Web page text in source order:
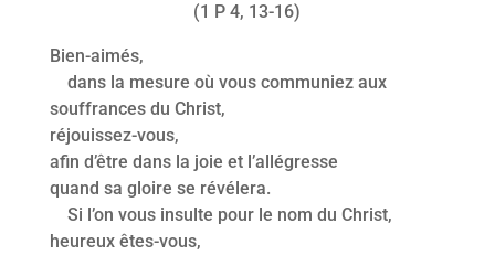
(1 P 4, 13-16)
Bien-aimés,
dans la mesure où vous communiez aux
souffrances du Christ,
réjouissez-vous,
afin d’être dans la joie et l’allégresse
quand sa gloire se révélera.
Si l’on vous insulte pour le nom du Christ,
heureux êtes-vous,